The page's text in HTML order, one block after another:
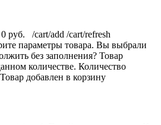
0 руб. /cart/add /cart/refresh
параметры товара. Вы выбрали
без заполнения? Товар
количестве. Количество
Товар добавлен в корзину